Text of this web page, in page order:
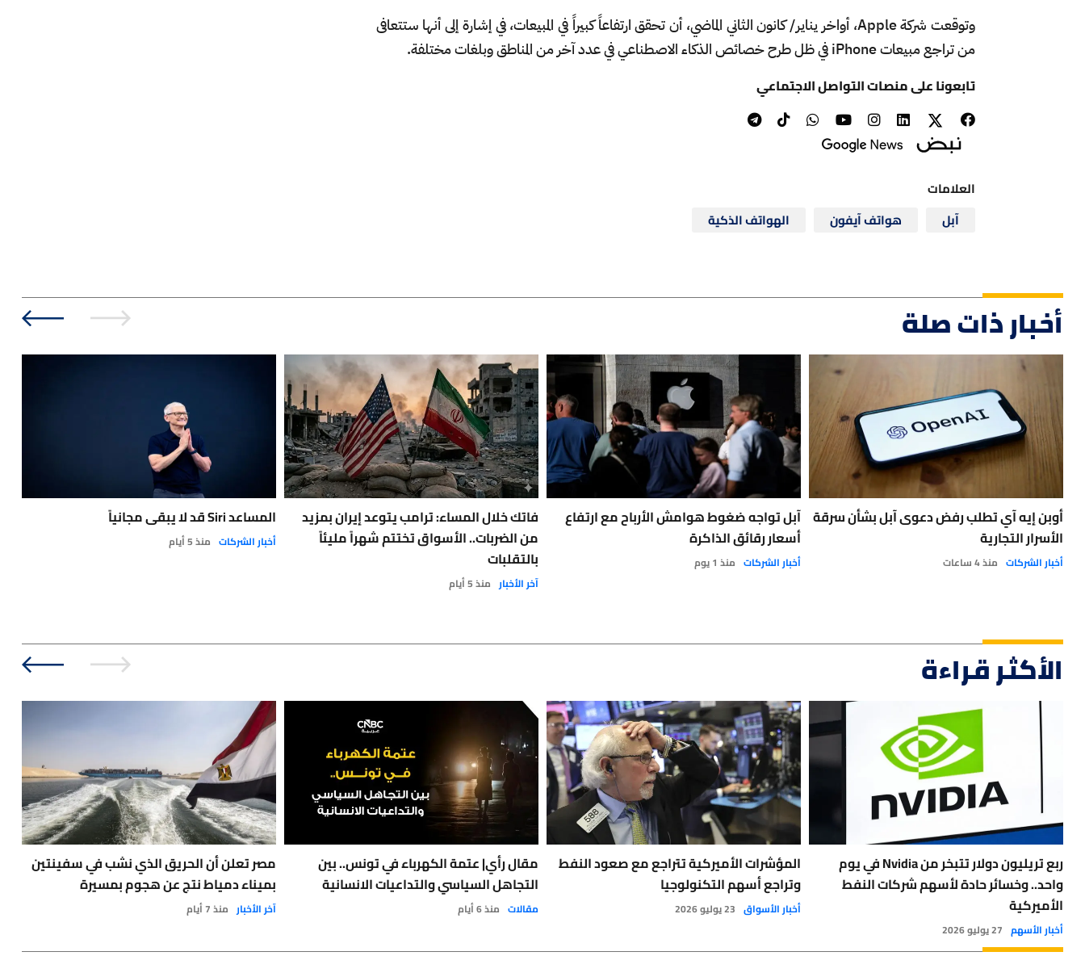
وتوقعت شركة Apple، أواخر يناير/ كانون الثاني الماضي، أن تحقق ارتفاعاً كبيراً في المبيعات، في إشارة إلى أنها ستتعافى
من تراجع مبيعات iPhone في ظل طرح خصائص الذكاء الاصطناعي في عدد آخر من المناطق وبلغات مختلفة.
تابعونا على منصات التواصل الاجتماعي
العلامات
آبل
هواتف آيفون الهواتف الذكية
أخبار ذات صلة
أوبن إيه آي تطلب رفض دعوى آبل بشأن سرقة
الأسرار التجارية
أخبار الشركات منذ 4 ساعات
آبل تواجه ضغوط هوامش الأرباح مع ارتفاع
أسعار رقائق الذاكرة
أخبار الشركات منذ 1 يوم
فاتك خلال المساء: ترامب يتوعد إيران بمزيد
من الضربات.. الأسواق تختتم شهراً مليئاً
بالتقلبات
آخر الأخبار منذ 5 أيام
المساعد Siri قد لا يبقى مجانياً
أخبار الشركات منذ 5 أيام
الأكثر قراءة
ربع تريليون دولار تتبخر من Nvidia في يوم
واحد.. وخسائر حادة لأسهم شركات النفط
الأميركية
أخبار الأسهم 27 يوليو 2026
المؤشرات الأميركية تتراجع مع صعود النفط
وتراجع أسهم التكنولوجيا
أخبار الأسواق 23 يوليو 2026
مقال رأي| عتمة الكهرباء في تونس.. بين
التجاهل السياسي والتداعيات الانسانية
مقالات منذ 6 أيام
مصر تعلن أن الحريق الذي نشب في سفينتين
بميناء دمياط نتج عن هجوم بمسيرة
آخر الأخبار منذ 7 أيام